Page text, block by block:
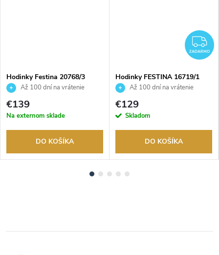
Hodinky Festina 20768/3
Až 100 dní na vrátenie
tovaru. Autorizovaný predajca.
€139
Na externom sklade
DO KOŠÍKA
ZADARMO
Hodinky FESTINA 16719/1
Až 100 dní na vrátenie
tovaru. Autorizovaný predajca.
€129
Skladom
DO KOŠÍKA